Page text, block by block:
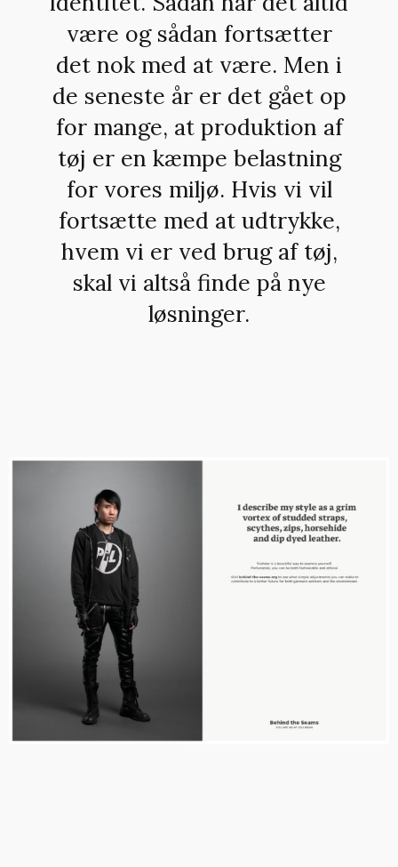
være og sådan fortsætter
det nok med at være. Men i
de seneste år er det gået op
for mange, at produktion af
tøj er en kæmpe belastning
for vores miljø. Hvis vi vil
fortsætte med at udtrykke,
hvem vi er ved brug af tøj,
skal vi altså finde på nye
løsninger.